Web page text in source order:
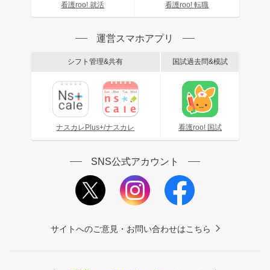
看護roo! 就活 看護roo! 転職
運営スマホアプリ
シフト管理&共有
ナスカレPlus+/ナスカレ
国試過去問&模試
看護roo! 国試
SNS公式アカウント
サイトへのご意見・お問い合わせはこちら